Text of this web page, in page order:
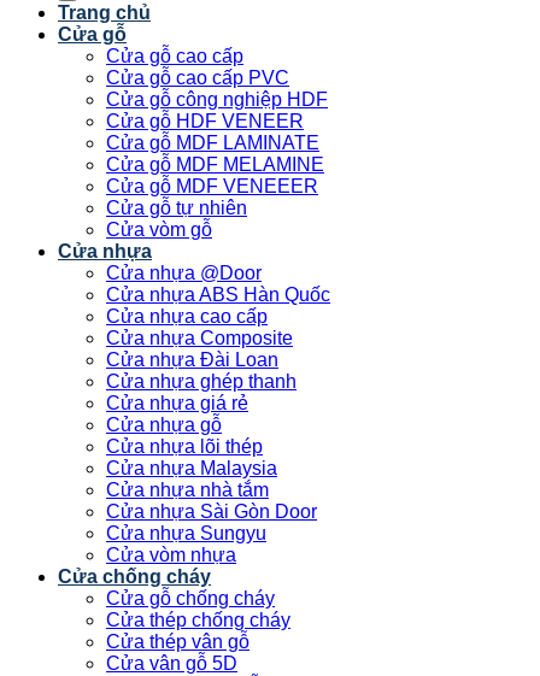
Trang chủ
Cửa gỗ
Cửa gỗ cao cấp
Cửa gỗ cao cấp PVC
Cửa gỗ công nghiệp HDF
Cửa gỗ HDF VENEER
Cửa gỗ MDF LAMINATE
Cửa gỗ MDF MELAMINE
Cửa gỗ MDF VENEEER
Cửa gỗ tự nhiên
Cửa vòm gỗ
Cửa nhựa
Cửa nhựa @Door
Cửa nhựa ABS Hàn Quốc
Cửa nhựa cao cấp
Cửa nhựa Composite
Cửa nhựa Đài Loan
Cửa nhựa ghép thanh
Cửa nhựa giá rẻ
Cửa nhựa gỗ
Cửa nhựa lõi thép
Cửa nhựa Malaysia
Cửa nhựa nhà tắm
Cửa nhựa Sài Gòn Door
Cửa nhựa Sungyu
Cửa vòm nhựa
Cửa chống cháy
Cửa gỗ chống cháy
Cửa thép chống cháy
Cửa thép vân gỗ
Cửa vân gỗ 5D